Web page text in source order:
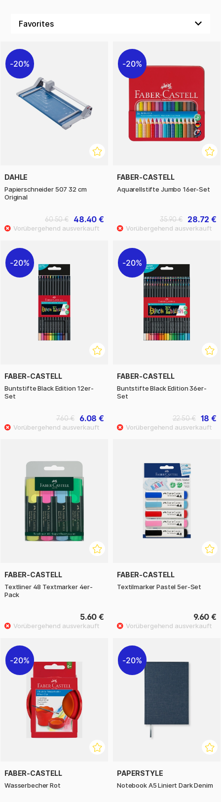
20%
DAHLE
Papierschneider 507 32 cm
Original
48.40 €
60.50 €
20%
FABER-CASTELL
Aquarellstifte Jumbo 16er-Set
28.72 €
35.90 €
20%
FABER-CASTELL
Buntstifte Black Edition 12er-
Set
6.08 €
7.60 €
20%
FABER-CASTELL
Buntstifte Black Edition 36er-
Set
18 €
22.50 €
FABER-CASTELL
Textliner 48 Textmarker 4er-
Pack
5.60 €
FABER-CASTELL
Textilmarker Pastel 5er-Set
9.60 €
20%
FABER-CASTELL
Wasserbecher Rot
20%
PAPERSTYLE
Notebook A5 Liniert Dark Denim